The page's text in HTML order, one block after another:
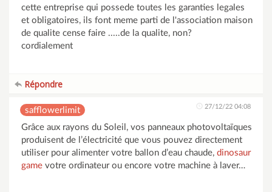
cette entreprise qui possede toutes les garanties legales
et obligatoires, ils font meme parti de l'association maison
de qualite cense faire .....de la qualite, non?
cordialement
Répondre
safflowerlimit 27/12/22 04:08
Grâce aux rayons du Soleil, vos panneaux photovoltaïques
produisent de l’électricité que vous pouvez directement
utiliser pour alimenter votre ballon d’eau chaude, dinosaur
game votre ordinateur ou encore votre machine à laver…